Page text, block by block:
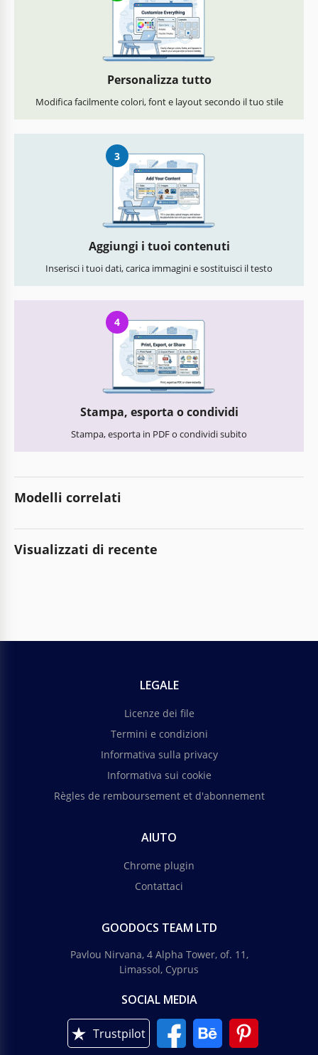
Personalizza tutto
Modifica facilmente colori, font e layout secondo il tuo stile
3
Aggiungi i tuoi contenuti
Inserisci i tuoi dati, carica immagini e sostituisci il testo
4
Stampa, esporta o condividi
Stampa, esporta in PDF o condividi subito
Modelli correlati
Visualizzati di recente
LEGALE
Licenze dei file
Termini e condizioni
Informativa sulla privacy
Informativa sui cookie
Règles de remboursement et d'abonnement
AIUTO
Chrome plugin
Contattaci
GOODOCS TEAM LTD
Pavlou Nirvana, 4 Alpha Tower, of. 11,
Limassol, Cyprus
SOCIAL MEDIA
Trustpilot